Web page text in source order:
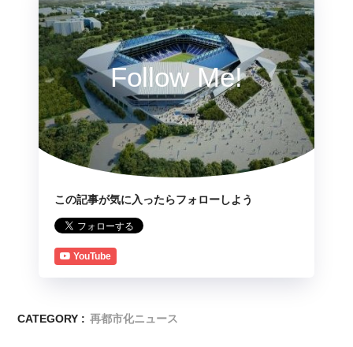
Follow Me!
この記事が気に入ったらフォローしよう
YouTube
CATEGORY : 再都市化ニュース